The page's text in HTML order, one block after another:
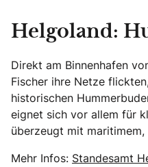
Helgoland:
Direkt am Binnenhafen
Fischer ihre Netze
historischen
eignet sich vor allem für
überzeugt mit maritimem,
Mehr Infos: Standesamt